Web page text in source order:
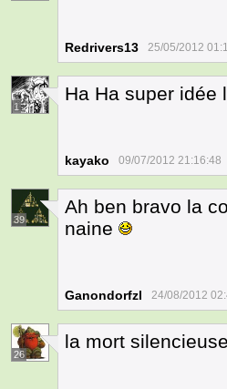
Redrivers13 25/05/2012
1
Ha Ha super idée
kayako 09/07/2012 21:16:48
39
Ah ben bravo la
naine
Ganondorfzl 24/08/2012
26
la mort